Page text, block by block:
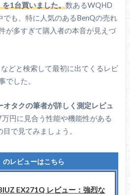
1台買いました。数あるWQHD
でも、特に人気のあるBenQの売れ
が多すぎて購入者の本音が見えづ
などと検索して最初に出てくるレビ
でした。
オタクの筆者が詳しく測定レビュ
円に見合う性能や機能性がある
で見てみましょう。
レビューはこちら
EX271Q レビュー：強烈な